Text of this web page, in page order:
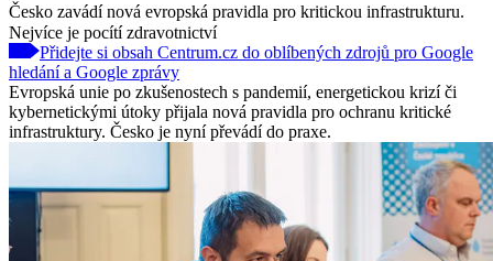
Česko zavádí nová evropská pravidla pro kritickou infrastrukturu.
Nejvíce je pocítí zdravotnictví
Přidejte si obsah Centrum.cz do oblíbených zdrojů pro Google
hledání a Google zprávy
Evropská unie po zkušenostech s pandemií, energetickou krizí či
kybernetickými útoky přijala nová pravidla pro ochranu kritické
infrastruktury. Česko je nyní převádí do praxe.